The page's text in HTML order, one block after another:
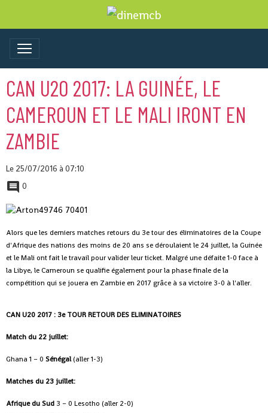
CAN U20 2017: LA GUINÉE, LE
CAMEROUN ET LE MALI IRONT EN
ZAMBIE
Le 25/07/2016 à 07:10
0
Alors que les derniers matches retours du 3e tour des éliminatoires de la Coupe
d'Afrique des nations des moins de 20 ans se déroulaient le 24 juillet, la Guinée
et le Mali ont fait le travail pour valider leur ticket. Malgré une défaite 1-0 face à
la Libye, le Cameroun se qualifie également pour la phase finale de la
compétition qui se jouera en Zambie en 2017 grâce à sa victoire 3-0 à l'aller.
CAN U20 2017 : 3e TOUR RETOUR DES ELIMINATOIRES
Match du 22 juillet:
Ghana 1 – 0 Sénégal(aller 1-3)
Matches du 23 juillet:
Afrique du Sud 3 – 0 Lesotho (aller 2-0)